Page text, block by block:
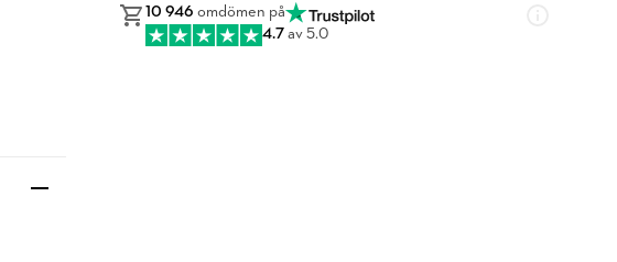
10 946 omdömen på
4.7 av 5.0